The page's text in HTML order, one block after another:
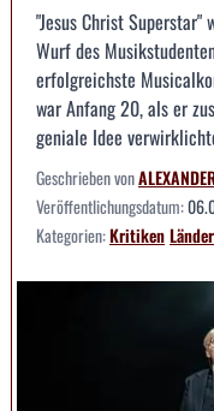
"Jesus Christ
Wurf des
erfolgreichste
war Anfang 20, als er
geniale Idee
Geschrieben von
Veröffentlichungsdatum:
Kategorien:KritikenLänder